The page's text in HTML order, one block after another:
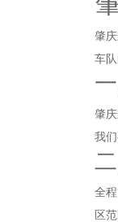
肇
车
肇
我
全
区